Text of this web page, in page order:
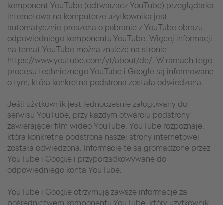
komponent YouTube (odtwarzacz YouTube) przeglądarka
internetowa na komputerze użytkownika jest
automatycznie proszona o pobranie z YouTube obrazu
odpowiedniego komponentu YouTube. Więcej informacji
na temat YouTube można znaleźć na stronie
https://www.youtube.com/yt/about/de/. W ramach tego
procesu technicznego YouTube i Google są informowane
o tym, która konkretna podstrona została odwiedzona.
Jeśli użytkownik jest jednocześnie zalogowany do
serwisu YouTube, przy każdym otwarciu podstrony
zawierającej film wideo YouTube, YouTube rozpoznaje,
która konkretna podstrona naszej strony internetowej
została odwiedzona. Informacje te są gromadzone przez
YouTube i Google i przyporządkowywane do
odpowiedniego konta YouTube.
YouTube i Google otrzymują zawsze informacje za
pośrednictwem komponentu YouTube, który użytkownik